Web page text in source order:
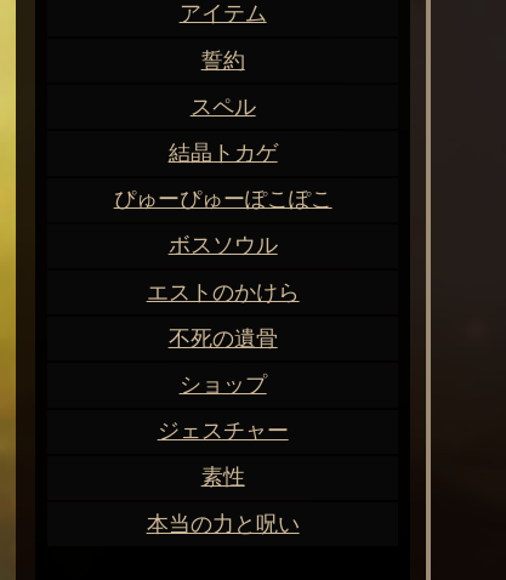
アイテム
誓約
スペル
結晶トカゲ
ぴゅーぴゅーぽこぽこ
ボスソウル
エストのかけら
不死の遺骨
ショップ
ジェスチャー
素性
本当の力と呪い